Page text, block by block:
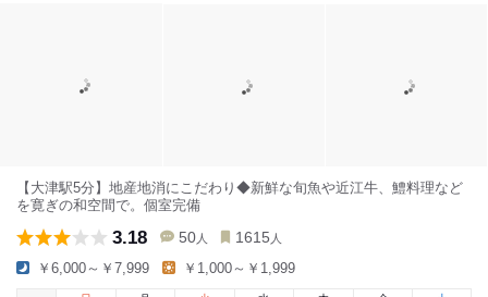
【大津駅5分】地産地消にこだわり◆新鮮な旬魚や近江牛、鱧料理など
を寛ぎの和空間で。個室完備
3.18 50 人 1615 人
￥6,000～￥7,999 ￥1,000～￥1,999